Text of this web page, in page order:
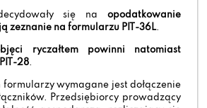
się na opodatkowanie
zeznanie na formularzu PIT-36L.
ryczałtem powinni natomiast
28.
formularzy wymagane jest dołączenie
Przedsiębiorcy prowadzący